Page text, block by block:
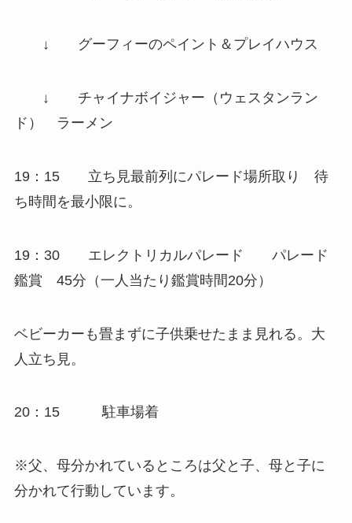
↓ グーフィーのペイント＆プレイハウス
↓ チャイナボイジャー （ウェスタンラン
ド） ラーメン
19：15 立ち見最前列にパレード場所取り
待
ち時間を最小限に。
19：30 エレクトリカルパレード パレード
鑑賞 45分（一人当たり鑑賞時間20分）
ベビーカーも畳まずに子供乗せたまま見れる。大
人立ち見。
20：15駐車場着
※父、母分かれているところは父と子、母と子に
分かれて行動しています。